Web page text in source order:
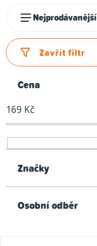
z
e
í
p
r
o
u
Nejprodávanější
Zavřít filtr
Cena
169 Kč
Značky
Osobní odběr